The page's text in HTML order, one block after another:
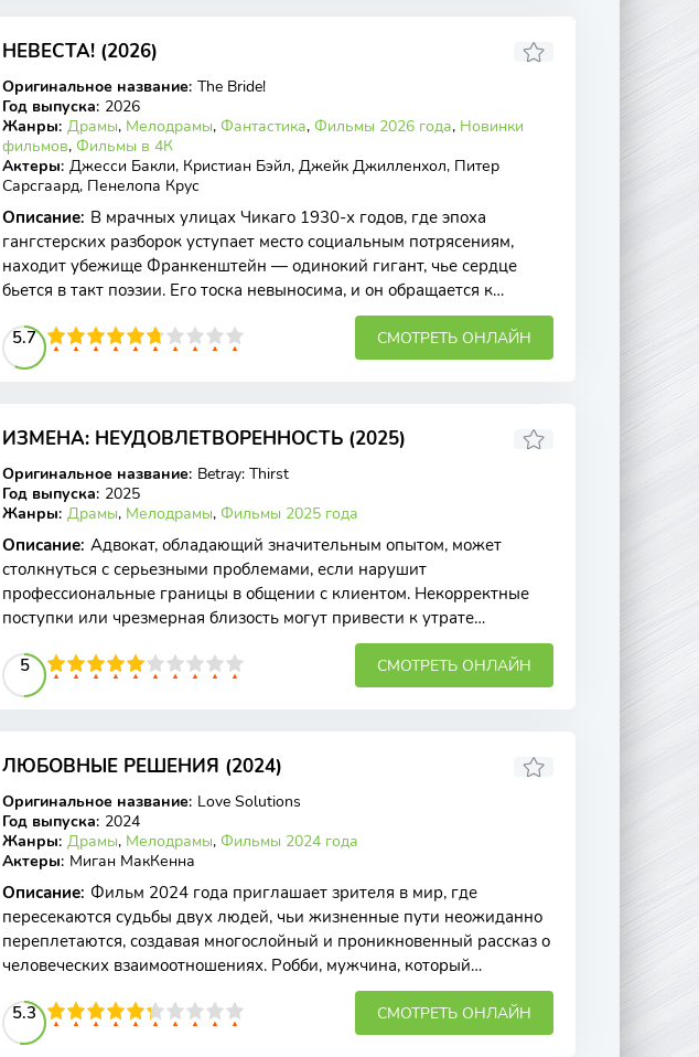
НЕВЕСТА! (2026)
Оригинальное название: The Bride!
Год выпуска: 2026
Жанры: Драмы, Мелодрамы, Фантастика, Фильмы 2026 года, Новинки
фильмов, Фильмы в 4К
Актеры: Джесси Бакли, Кристиан Бэйл, Джейк Джилленхол, Питер
Сарсгаард, Пенелопа Крус
Описание: В мрачных улицах Чикаго 1930-х годов, где эпоха
гангстерских разборок уступает место социальным потрясениям,
находит убежище Франкенштейн — одинокий гигант, чье сердце
бьется в такт поэзии. Его тоска невыносима, и он обращается к
5.7
4 5 6 7 8 9 10 СМОТРЕТЬ ОНЛАЙН
ИЗМЕНА: НЕУДОВЛЕТВОРЕННОСТЬ (2025)
Оригинальное название: Betray: Thirst
Год выпуска: 2025
Жанры: Драмы, Мелодрамы, Фильмы 2025 года
Описание: Адвокат, обладающий значительным опытом, может
столкнуться с серьезными проблемами, если нарушит
профессиональные границы в общении с клиентом. Некорректные
поступки или чрезмерная близость могут привести к утрате
репутации, доверия и даже карьеры. Этические
5
4 5 6 7 8 9 10 СМОТРЕТЬ ОНЛАЙН
ЛЮБОВНЫЕ РЕШЕНИЯ (2024)
Оригинальное название: Love Solutions
Год выпуска: 2024
Жанры: Драмы, Мелодрамы, Фильмы 2024 года
Актеры: Миган МакКенна
Описание: Фильм 2024 года приглашает зрителя в мир, где
пересекаются судьбы двух людей, чьи жизненные пути неожиданно
переплетаются, создавая многослойный и проникновенный рассказ о
человеческих взаимоотношениях. Робби, мужчина, который
5.3
4 5 6 7 8 9 10 СМОТРЕТЬ ОНЛАЙН